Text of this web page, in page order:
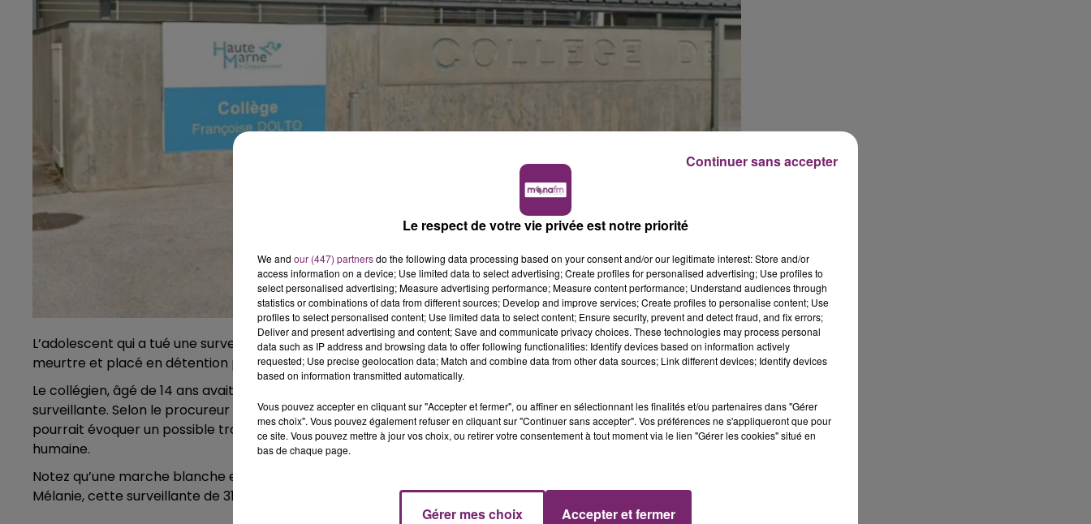
L’adolescent qui a tué une surveillante dans un collège de Haute-Marne, mardi a été mis en examen pour
meurtre et placé en détention provisoire. Il risque 20 ans de réclusion criminelle.
Le collégien, âgé de 14 ans avait expliqué, pendant sa garde à vue, qu’il avait décidé de s’en prendre à une
surveillante. Selon le procureur de la république de Chaumont, le suspect ne présente pas de signes qui
pourrait évoquer un possible trouble mental, mais il serait en perte de repères quant à la valeur de la vie
humaine.
Notez qu’une marche blanche est organisée à 18h à Nogent en Haute-Marne, pour rendre hommage à
Mélanie, cette surveillante de 31 ans qui était également maman d’un enfant de quatre ans.
Le respect de votre vie privée est notre priorité
We and our (447) partnersdo the following data processing based on your consent and/or our legitimate interest: Store and/or
access information on a device; Use limited data to select advertising; Create profiles for personalised advertising; Use profiles to
select personalised advertising; Measure advertising performance; Measure content performance; Understand audiences through
statistics or combinations of data from different sources; Develop and improve services; Create profiles to personalise content; Use
profiles to select personalised content; Use limited data to select content; Ensure security, prevent and detect fraud, and fix errors;
Deliver and present advertising and content; Save and communicate privacy choices. These technologies may process personal
data such as IP address and browsing data to offer following functionalities: Identify devices based on information actively
requested; Use precise geolocation data; Match and combine data from other data sources; Link different devices; Identify devices
based on information transmitted automatically.
Vous pouvez accepter en cliquant sur "Accepter et fermer", ou affiner en sélectionnant les finalités et/ou partenaires dans "Gérer
mes choix". Vous pouvez également refuser en cliquant sur "Continuer sans accepter". Vos préférences ne s'appliqueront que pour
ce site. Vous pouvez mettre à jour vos choix, ou retirer votre consentement à tout moment via le lien "Gérer les cookies" situé en
bas de chaque page.
Gérer mes choix Accepter et fermer
Continuer sans accepter